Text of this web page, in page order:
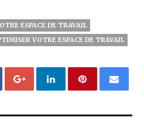
ESPACE DE TRAVAIL
VOTRE ESPACE DE TRAVAIL